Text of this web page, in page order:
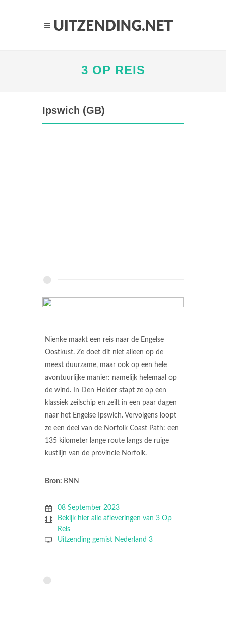
3 OP REIS
Ipswich (GB)
Nienke maakt een reis naar de Engelse
Oostkust. Ze doet dit niet alleen op de
meest duurzame, maar ook op een hele
avontuurlijke manier: namelijk helemaal op
de wind. In Den Helder stapt ze op een
klassiek zeilschip en zeilt in een paar dagen
naar het Engelse Ipswich. Vervolgens loopt
ze een deel van de Norfolk Coast Path: een
135 kilometer lange route langs de ruige
kustlijn van de provincie Norfolk.
Bron: BNN
08 September 2023
Bekijk hier alle afleveringen van 3 Op
Reis
Uitzending gemist Nederland 3